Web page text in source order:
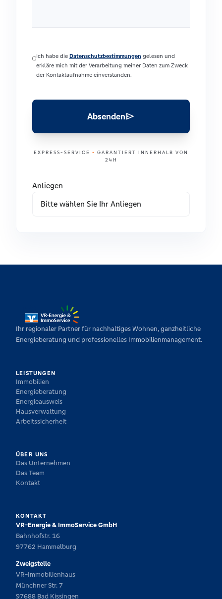
Ich habe die Datenschutzbestimmungen gelesen und
erkläre mich mit der Verarbeitung meiner Daten zum Zweck
der Kontaktaufnahme einverstanden.
Absendensend
EXPRESS-SERVICE • GARANTIERT INNERHALB VON
24H
Anliegen
Ihr regionaler Partner für nachhaltiges Wohnen, ganzheitliche
Energieberatung und professionelles Immobilienmanagement.
LEISTUNGEN
Immobilien
Energieberatung
Energieausweis
Hausverwaltung
Arbeitssicherheit
ÜBER UNS
Das Unternehmen
Das Team
Kontakt
KONTAKT
VR-Energie & ImmoService GmbH
Bahnhofstr. 16
97762 Hammelburg
Zweigstelle
VR-Immobilienhaus
Münchner Str. 7
97688 Bad Kissingen